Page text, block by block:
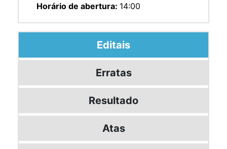
Horário de abertura: 14:00
Editais
Erratas
Resultado
Atas